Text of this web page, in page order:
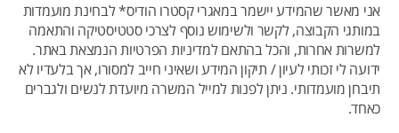
אני מאשר שהמידע יישמר במאגרי קסטרו הודיס* לבחינת מועמדות
במותגי הקבוצה, לקשר ולשימוש נוסף לצרכי סטטיסטיקה והתאמה
למשרות אחרות, והכל בהתאם למדיניות הפרטיות הנמצאת באתר.
ידועה לי זכותי לעיון / תיקון המידע ושאיני חייב למסורו, אך בלעדיו לא
תיבחן מועמדותי. ניתן לפנות למייל המשרה מיועדת לנשים ולגברים
כאחד.